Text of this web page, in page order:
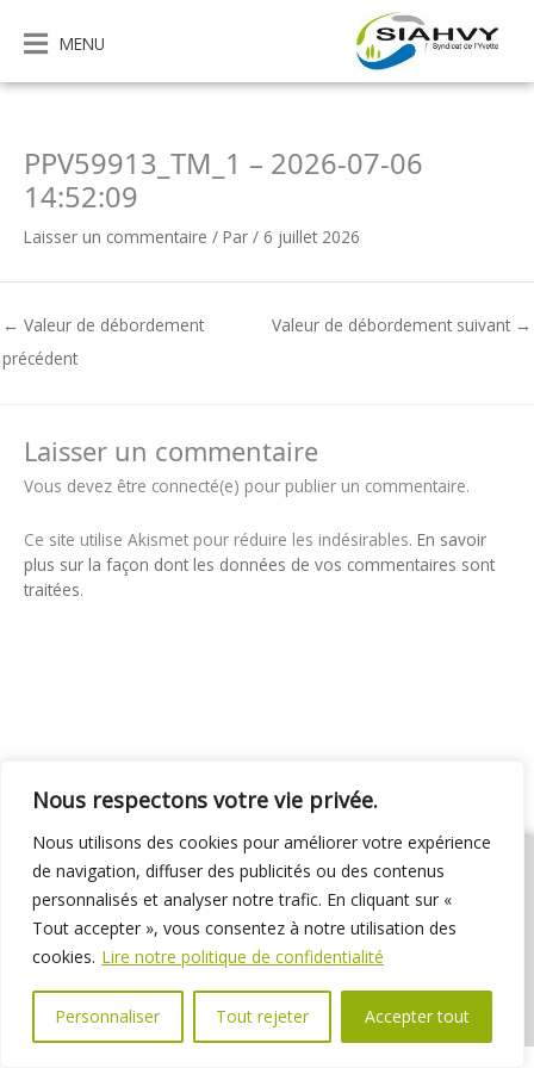
Nous respectons votre vie privée.
Nous utilisons des cookies pour améliorer votre expérience
de navigation, diffuser des publicités ou des contenus
personnalisés et analyser notre trafic. En cliquant sur «
Tout accepter », vous consentez à notre utilisation des
cookies. Lire notre politique de confidentialité
Personnaliser Tout rejeter Accepter tout
contenu
MENU
PPV59913_TM_1 – 2026-07-06
14:52:09
Laisser un commentaire / Par / 6 juillet 2026
← Valeur de débordement
précédent
Valeur de débordement suivant →
Laisser un commentaire
Vous devez être connecté(e) pour publier un commentaire.
Ce site utilise Akismet pour réduire les indésirables. En savoir
plus sur la façon dont les données de vos commentaires sont
traitées.
01 69 31 72 10 01 69 31 37 31
Nous contacter
Espace élus
Marchés publics Délibérations